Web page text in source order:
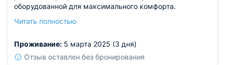
оборудованной для максимального комфорта.
соотношение цены и уровня сервиса. Максимальная
Читать полностью
Проживание: 5 марта 2025 (3 дня)
Отзыв оставлен без бронирования